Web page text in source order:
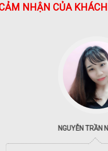
NHẬN CỦA
NGUYỄN TRẦN